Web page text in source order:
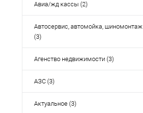
Авиа/жд кассы (2)
Автосервис, автомойка, шиномонтаж
(3)
Агенство недвижимости (3)
АЗС (3)
Актуальное (3)